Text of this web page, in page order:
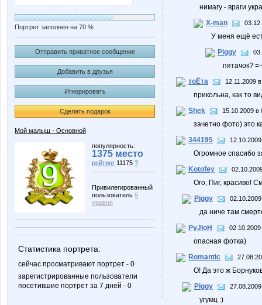
Портрет заполнен на 70 %
Отправить приватное сообщение
Добавить в друзья
Игнорировать
Сделать подарок
Мой малыш - Основной
популярность:
1375 место
рейтинг 11175 ?
Привилегированный
пользователь 9
уровня
Статистика портрета:
сейчас просматривают портрет - 0
зарегистрированные пользователи
посетившие портрет за 7 дней - 0
нимагу - враги
X-man
У меня ещё
Piggy
пятачок?
тоЁта
12.11.2009
прикольна, как то
Shek
15.10.2009 в
зачетно фото) это
344195
Огромное спасибо
Kotofey
Ого, Пиг, красиво!
Piggy
да ниче там
PyJIoH
опасная фотка)
Romantic
О! Да это ж
Piggy
угумц :)